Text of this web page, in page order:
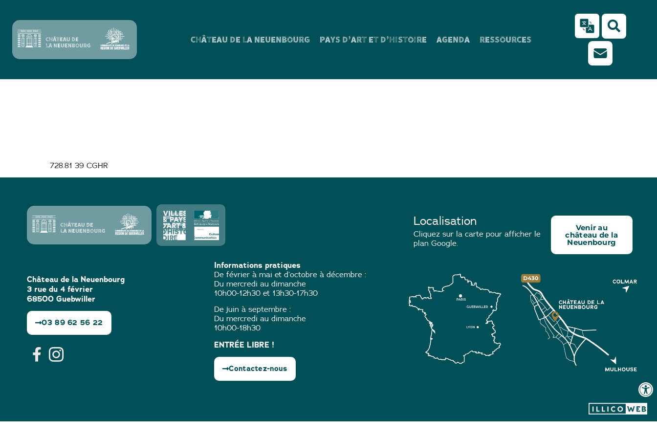
CHÂTEAU DE LA NEUENBOURG PAYS D’ART ET D’HISTOIRE AGENDA RESSOURCES
728.81 39 CGHR
Château de la Neuenbourg
3 rue du 4 février
68500 Guebwiller
03 89 62 56 22
Informations pratiques
De février à mai et d’octobre à décembre :
Du mercredi au dimanche
10h00-12h30 et 13h30-17h30
De juin à septembre :
Du mercredi au dimanche
10h00-18h30
ENTRÉE LIBRE !
Contactez-nous
Localisation
Cliquez sur la carte pour afficher le
plan Google.
Venir au
château de la
Neuenbourg